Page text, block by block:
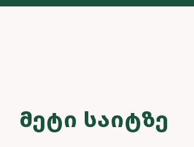
ᲛᲔᲢᲘ ᲡᲐᲘᲢᲖᲔ